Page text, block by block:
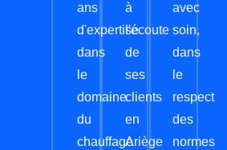
ans
d'expertise
dans
le
domaine
du
chauffage
à
l'écoute
de
ses
clients
en
Ariège
avec
soin,
dans
le
respect
des
normes